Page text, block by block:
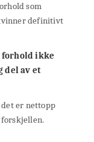
som
definitivt
forhold ikke
del av et
det er nettopp
forskjellen.